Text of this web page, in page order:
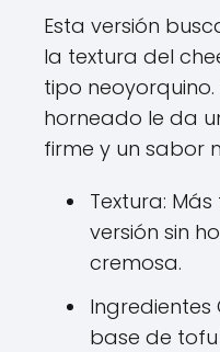
Esta versión
la textura del
tipo
horneado le da
firme y un sabor
Textura:
versión sin
cremosa.
Ingredientes
base de